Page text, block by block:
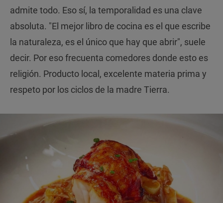
admite todo. Eso sí, la temporalidad es una clave
absoluta. "El mejor libro de cocina es el que escribe
la naturaleza, es el único que hay que abrir", suele
decir. Por eso frecuenta comedores donde esto es
religión. Producto local, excelente materia prima y
respeto por los ciclos de la madre Tierra.